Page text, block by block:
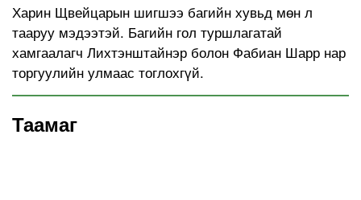
Харин Щвейцарын шигшээ багийн хувьд мөн л
тааруу мэдээтэй. Багийн гол туршлагатай
хамгаалагч Лихтэнштайнэр болон Фабиан Шарр нар
торгуулийн улмаас тоглохгүй.
Таамаг